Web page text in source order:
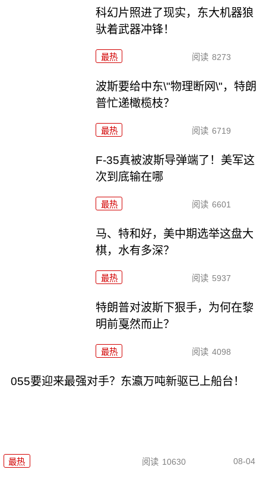
科幻片照进了现实，东大机器狼
驮着武器冲锋！
最热 阅读 8273
波斯要给中东\"物理断网\"，特朗
普忙递橄榄枝？
最热 阅读 6719
F-35真被波斯导弹端了！美军这
次到底输在哪
最热 阅读 6601
马、特和好，美中期选举这盘大
棋，水有多深？
最热 阅读 5937
特朗普对波斯下狠手，为何在黎
明前戛然而止？
最热 阅读 4098
055要迎来最强对手？东瀛万吨新驱已上船台！
最热 阅读 10630 08-04